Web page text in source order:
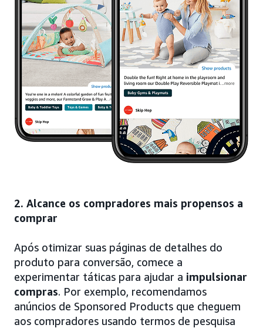
2. Alcance os compradores mais propensos a
comprar
Após otimizar suas páginas de detalhes do
produto para conversão, comece a
experimentar táticas para ajudar a impulsionar
compras. Por exemplo, recomendamos
anúncios de Sponsored Products que cheguem
aos compradores usando termos de pesquisa